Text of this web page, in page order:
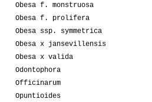
Obesa f. monstruosa
Obesa f. prolifera
Obesa ssp. symmetrica
Obesa x jansevillensis
Obesa x valida
Odontophora
Officinarum
Opuntioides